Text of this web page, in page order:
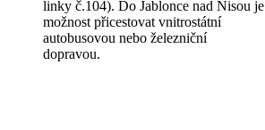
linky č.104). Do Jablonce nad Nisou je
možnost přicestovat vnitrostátní
autobusovou nebo železniční
dopravou.